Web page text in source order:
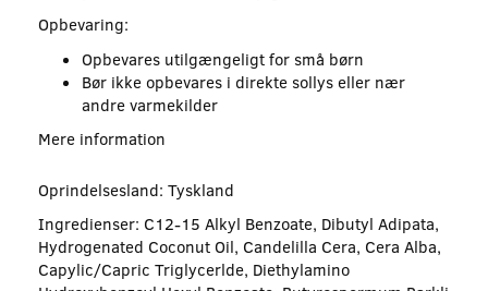
Opbevaring:
Opbevares utilgængeligt for små børn
Bør ikke opbevares i direkte sollys eller nær
andre varmekilder
Mere information
Oprindelsesland: Tyskland
Ingredienser: C12-15 Alkyl Benzoate, Dibutyl Adipata,
Hydrogenated Coconut Oil, Candelilla Cera, Cera Alba,
Capylic/Capric Triglycerlde, Diethylamino